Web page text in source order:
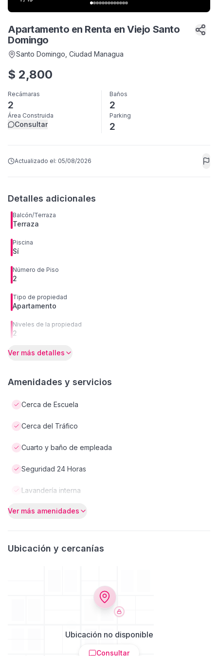
Apartamento en Renta en Viejo Santo
Domingo
Santo Domingo , Ciudad Managua
$ 2,800
Recámaras
2
Baños
2
Área Construida
Consultar
Parking
2
Actualizado el: 05/08/2026
Detalles adicionales
Balcón/Terraza
Terraza
Piscina
Sí
Número de Piso
2
Tipo de propiedad
Apartamento
Niveles de la propiedad
2
Ver más detalles
Amenidades y servicios
Cerca de Escuela
Cerca del Tráfico
Cuarto y baño de empleada
Seguridad 24 Horas
Lavandería interna
Ver más amenidades
Ubicación y cercanías
Ubicación no disponible
Consultar